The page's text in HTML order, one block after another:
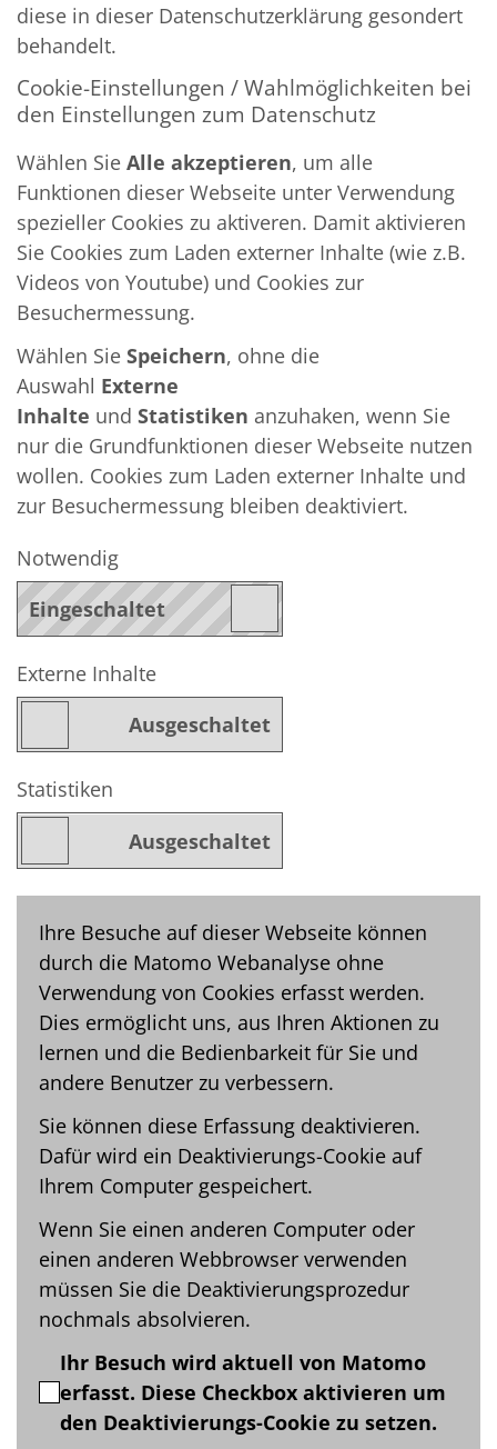
diese in dieser Datenschutzerklärung gesondert
behandelt.
Cookie-Einstellungen / Wahlmöglichkeiten bei
den Einstellungen zum Datenschutz
Wählen Sie Alle akzeptieren, um alle
Funktionen dieser Webseite unter Verwendung
spezieller Cookies zu aktiveren. Damit aktivieren
Sie Cookies zum Laden externer Inhalte (wie z.B.
Videos von Youtube) und Cookies zur
Besuchermessung.
Wählen Sie Speichern, ohne die
Auswahl Externe
Inhalte und Statistiken anzuhaken, wenn Sie
nur die Grundfunktionen dieser Webseite nutzen
wollen. Cookies zum Laden externer Inhalte und
zur Besuchermessung bleiben deaktiviert.
Notwendig
Externe Inhalte
Statistiken
Ihre Besuche auf dieser Webseite können
durch die Matomo Webanalyse ohne
Verwendung von Cookies erfasst werden.
Dies ermöglicht uns, aus Ihren Aktionen zu
lernen und die Bedienbarkeit für Sie und
andere Benutzer zu verbessern.
Sie können diese Erfassung deaktivieren.
Dafür wird ein Deaktivierungs-Cookie auf
Ihrem Computer gespeichert.
Wenn Sie einen anderen Computer oder
einen anderen Webbrowser verwenden
müssen Sie die Deaktivierungsprozedur
nochmals absolvieren.
Ihr Besuch wird aktuell von Matomo
erfasst. Diese Checkbox aktivieren um
den Deaktivierungs-Cookie zu setzen.